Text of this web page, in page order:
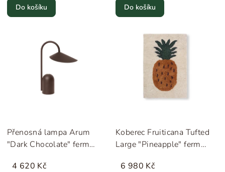
Do košíku Do košíku
Přenosná lampa Arum
"Dark Chocolate" ferm
4 620 Kč
Koberec Fruiticana Tufted
Large "Pineapple" ferm
6 980 Kč